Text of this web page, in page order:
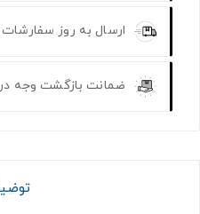
ارسال به روز
ضمانت بازگشت وجه